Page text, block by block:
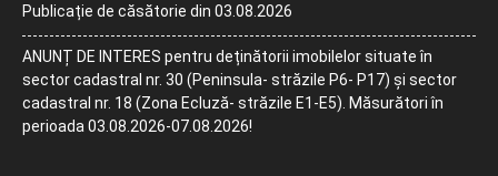
Publicație de căsătorie din 03.08.2026
ANUNȚ DE INTERES pentru deținătorii imobilelor situate în
sector cadastral nr. 30 (Peninsula- străzile P6- P17) și sector
cadastral nr. 18 (Zona Ecluză- străzile E1-E5). Măsurători în
perioada 03.08.2026-07.08.2026!